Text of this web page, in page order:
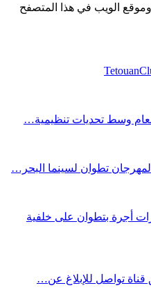
وموقع الويب في هذا المتصفح
وسط تحديات تنظيمية…
أجرة بتطوان على خلفية
قناة تواصل للإبلاغ عن…